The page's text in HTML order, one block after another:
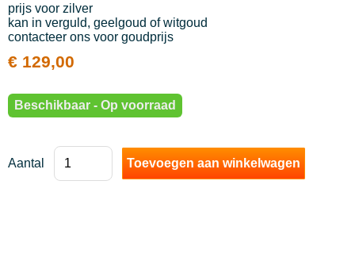
Koopjes
parkeren in asse
prijs voor zilver
kan in verguld, geelgoud of witgoud
contacteer ons voor goudprijs
€ 129,00
Beschikbaar - Op voorraad
Aantal